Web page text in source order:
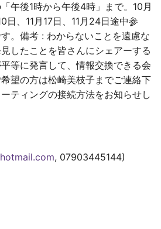
午後1時から午後4時」まで。10月
日、11月17日、11月24日途中参
。備考 : わからないことを遠慮な
したことを皆さんにシェアーする
等に発言して、情報交換できる会
望の方は松崎美枝子までご連絡下
ティングの接続方法をお知らせし
, 07903445144)